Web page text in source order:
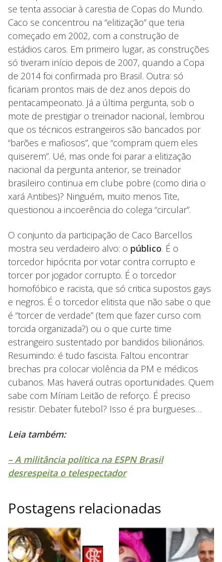
se tenta associar à carestia de Copas do Mundo.
Caco se concentrou na “elitização” que teria
começado em 2002, com a construção de
estádios caros. Em primeiro lugar, as construções
só tiveram início depois de 2007, quando a Copa
de 2014 foi confirmada pro Brasil. Outra: só
ficariam prontos mais de dez anos depois do
pentacampeonato. Já a última pergunta, sob o
mote de prestigiar o treinador nacional, lembrou
que os técnicos estrangeiros são bancados por
“barões e mafiosos”, que “compram quem eles
quiserem”. Ué, mas onde foi parar a elitização
nacional da pergunta anterior, se treinador
brasileiro continua em clube pobre (como diria o
xará Antibes)? Ninguém, muito menos Tite,
questionou a incoerência do colega “circular”.
O conjunto da participação de Caco Barcellos
mostra seu verdadeiro alvo: o público. É o
torcedor hipócrita por votar contra corrupto e
torcer por jogador corrupto. É o torcedor
homofóbico e racista, que só critica supostos gays
e negros. É o torcedor elitista que não sabe o que
é “torcer de verdade” (tem que fazer curso com
torcida organizada?) ou o que curte time
estrangeiro sustentado por bandidos bilionários.
Resumindo: é tudo fascista. Faltou encontrar
brechas pra colocar violência da PM e médicos
cubanos. Mas haverá outras oportunidades. Quem
sabe com Míriam Leitão de reforço. É preciso
resistir. Debater futebol? Isso é pra burgueses…
Leia também:
– A militância política na ESPN Brasil
desrespeita o telespectador
Postagens relacionadas